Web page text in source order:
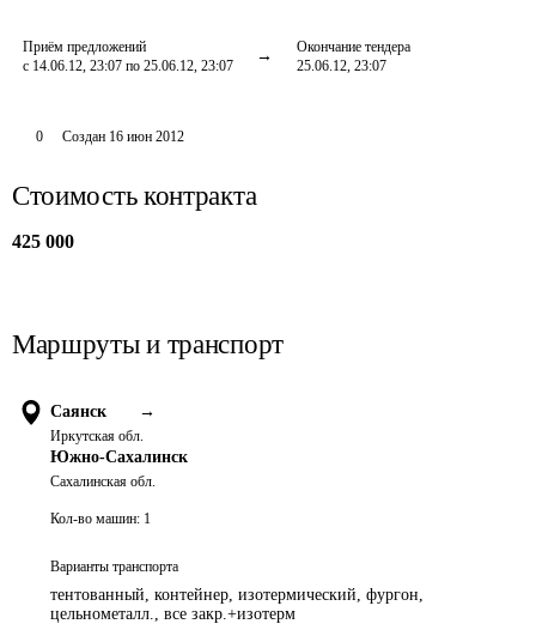
Приём предложений
с 14.06.12, 23:07 по 25.06.12, 23:07
Окончание тендера
25.06.12, 23:07
0 Создан 16 июн 2012
Стоимость контракта
425 000
Маршруты и транспорт
Саянск →
Иркутская обл.
Южно-Сахалинск
Сахалинская обл.
Кол-во машин: 1
Варианты транспорта
тентованный, контейнер, изотермический, фургон,
цельнометалл., все закр.+изотерм